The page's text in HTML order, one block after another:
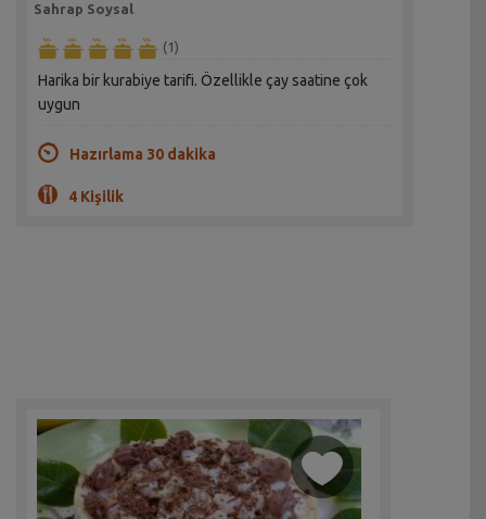
Sahrap Soysal
(1)
Harika bir kurabiye tarifi. Özellikle çay saatine çok
uygun
Hazırlama 30 dakika
4 Kişilik